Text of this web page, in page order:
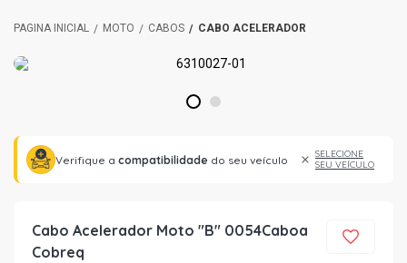
MOTO CABOS CABO ACELERADOR
1 2
Verifique a compatibilidade do seu veículo
SELECIONE
SEU VEÍCULO
Cabo Acelerador Moto "B" 0054Caboa
Cobreq